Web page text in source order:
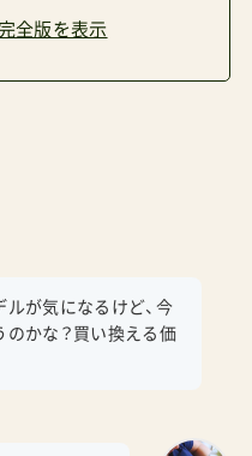
全版を表示
ルが気になるけど、今
のかな？買い換える価